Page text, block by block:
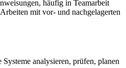
häufig in Teamarbeit
mit vor- und nachgelagerten
Systeme analysieren, prüfen, planen